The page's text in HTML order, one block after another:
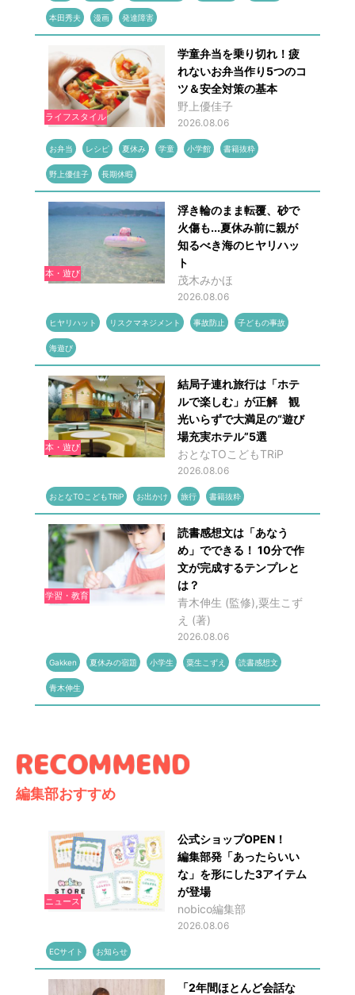
本田秀夫 漫画 発達障害
ライフスタイル
学童弁当を乗り切れ！疲
れないお弁当作り5つのコ
ツ＆安全対策の基本
野上優佳子
2026.08.06
お弁当 レシピ 夏休み 学童 小学館 書籍抜粋
野上優佳子 長期休暇
本・遊び
浮き輪のまま転覆、砂で
火傷も...夏休み前に親が
知るべき海のヒヤリハッ
ト
茂木みかほ
2026.08.06
ヒヤリハット リスクマネジメント 事故防止 子どもの事故
海遊び
本・遊び
結局子連れ旅行は「ホテ
ルで楽しむ」が正解 観
光いらずで大満足の“遊び
場充実ホテル”5選
おとなTOこどもTRiP
2026.08.06
おとなTOこどもTRiP お出かけ 旅行 書籍抜粋
学習・教育
読書感想文は「あなう
め」でできる！ 10分で作
文が完成するテンプレと
は？
青木伸生 (監修),粟生こず
え (著)
2026.08.06
Gakken 夏休みの宿題 小学生 粟生こずえ 読書感想文
青木伸生
編集部おすすめ
ニュース
公式ショップOPEN！
編集部発「あったらいい
な」を形にした3アイテム
が登場
nobico編集部
2026.08.06
ECサイト お知らせ
「2年間ほとんど会話な